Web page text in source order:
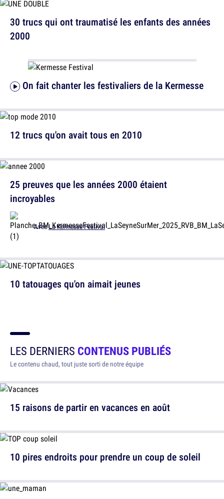
30 trucs qui ont traumatisé les enfants des années
2000
12 trucs qu'on avait tous en 2010
25 preuves que les années 2000 étaient
incroyables
AvecLa Kermesse Festival
On fait chanter les festivaliers de la Kermesse
10 tatouages qu'on aimait jeunes
LES DERNIERS CONTENUS PUBLIÉS
Le contenu chaud, tout juste sorti de notre équipe
15 raisons de partir en vacances en août
10 pires endroits pour prendre un coup de soleil